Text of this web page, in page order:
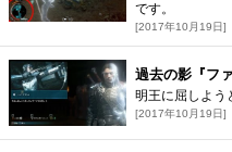
です。
[2017年10月19日]
過去の影『フ
明王に屈しよう
[2017年10月19日]